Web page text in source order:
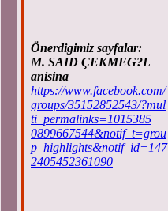
Önerdigimiz sayfalar:
M. SAID ÇEKMEG?L
anisina
https://www.facebook.com/
groups/35152852543/?mul
ti_permalinks=1015385
0899667544&notif_t=grou
p_highlights&notif_id=147
2405452361090